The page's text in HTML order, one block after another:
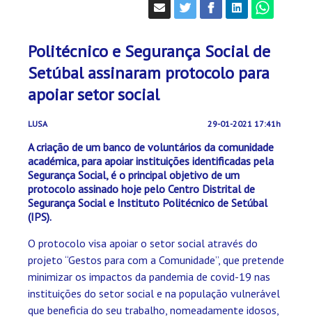
Politécnico e Segurança Social de
Setúbal assinaram protocolo para
apoiar setor social
LUSA 29-01-2021 17:41h
A criação de um banco de voluntários da comunidade
académica, para apoiar instituições identificadas pela
Segurança Social, é o principal objetivo de um
protocolo assinado hoje pelo Centro Distrital de
Segurança Social e Instituto Politécnico de Setúbal
(IPS).
O protocolo visa apoiar o setor social através do
projeto “Gestos para com a Comunidade”, que pretende
minimizar os impactos da pandemia de covid-19 nas
instituições do setor social e na população vulnerável
que beneficia do seu trabalho, nomeadamente idosos,